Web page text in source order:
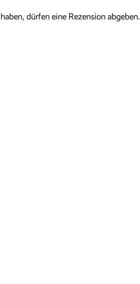
dürfen eine Rezension abgeben.